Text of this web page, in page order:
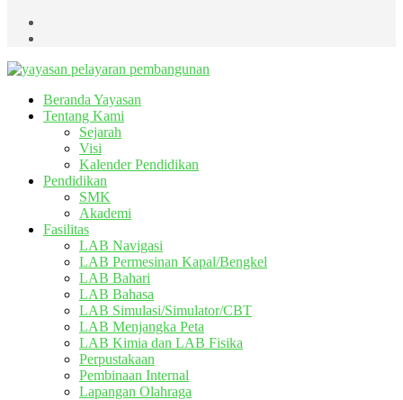
Beranda Yayasan
Tentang Kami
Sejarah
Visi
Kalender Pendidikan
Pendidikan
SMK
Akademi
Fasilitas
LAB Navigasi
LAB Permesinan Kapal/Bengkel
LAB Bahari
LAB Bahasa
LAB Simulasi/Simulator/CBT
LAB Menjangka Peta
LAB Kimia dan LAB Fisika
Perpustakaan
Pembinaan Internal
Lapangan Olahraga